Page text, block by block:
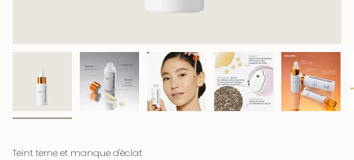
Teint terne et manque d'éclat